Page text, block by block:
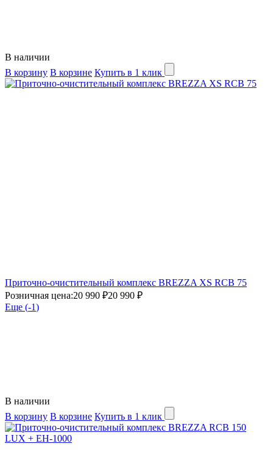
В наличии
В корзину В корзине Купить в 1 клик
Приточно-очистительный комплекс BREZZA XS RCB 75
Розничная цена:20 990 ₽20 990 ₽
Еще (-1)
В наличии
В корзину В корзине Купить в 1 клик